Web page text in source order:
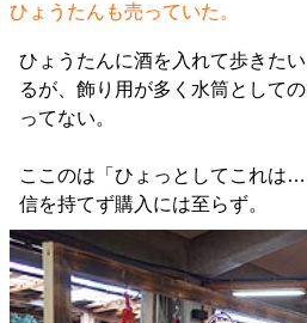
ひょうたんも売っていた。
ひょうたんに酒を入れて歩きた
るが、飾り用が多く水筒として
ってない。
ここのは「ひょっとしてこれは
信を持てず購入には至らず。